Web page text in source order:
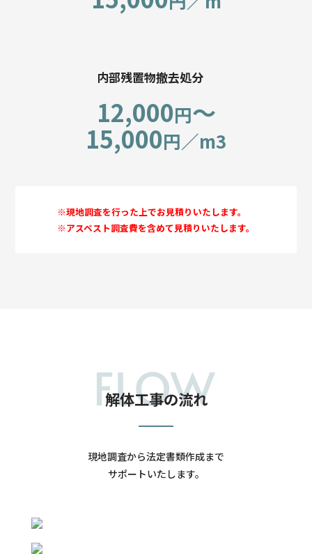
内部残置物撤去処分
12,000円〜
15,000円／m3
※現地調査を行った上でお見積りいたします。
※アスベスト調査費を含めて見積りいたします。
解体工事の流れ
現地調査から法定書類作成まで
サポートいたします。